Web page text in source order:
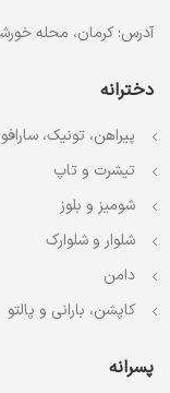
آدرس: کرمان، محله خورشید، کوچه جانباز 4،
دخترانه
پیراهن، تونیک،
تیشرت و تاپ
شومیز و بلوز
شلوار و شلوارک
دامن
کاپشن، بارانی و پالتو
پسرانه